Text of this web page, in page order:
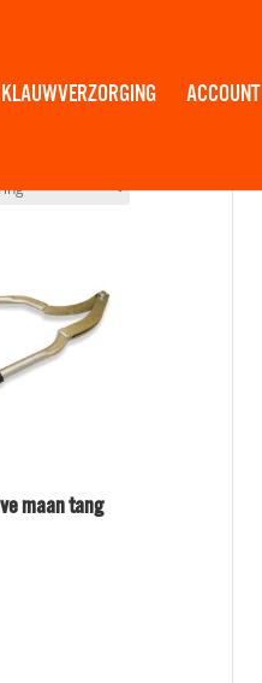
KLAUWVERZORGING ACCOUNT
maan tang